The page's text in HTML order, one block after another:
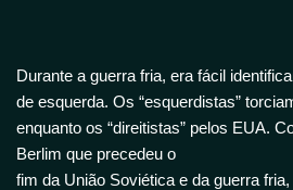
Durante a guerra fria, era fácil
de esquerda. Os “esquerdistas”
enquanto os “direitistas” pelos EUA.
Berlim que precedeu o
fim da União Soviética e da guerra